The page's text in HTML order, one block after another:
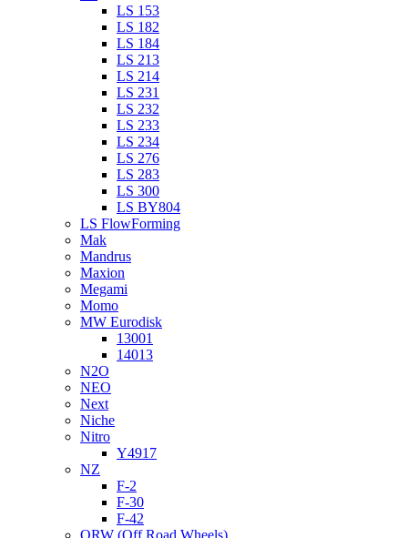
LS 153
LS 182
LS 184
LS 213
LS 214
LS 231
LS 232
LS 233
LS 234
LS 276
LS 283
LS 300
LS BY804
LS FlowForming
Mak
Mandrus
Maxion
Megami
Momo
MW Eurodisk
13001
14013
N2O
NEO
Next
Niche
Nitro
Y4917
NZ
F-2
F-30
F-42
ORW (Off Road Wheels)